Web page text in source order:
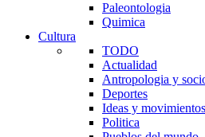
Paleontologia
Quimica
Cultura
TODO
Actualidad
Antropologia y
Deportes
Ideas y movimientos
Politica